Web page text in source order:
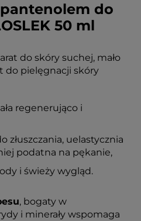
do
50 ml
do skóry suchej, mało
do pielęgnacji skóry
regenerująco i
złuszczania, uelastycznia
podatna na pękanie,
i świeży wygląd.
, bogaty w
i minerały wspomaga